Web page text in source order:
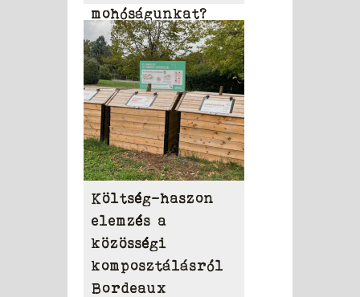
mohóságunkat?
Költség-haszon
elemzés a
közösségi
komposztálásról
Bordeaux